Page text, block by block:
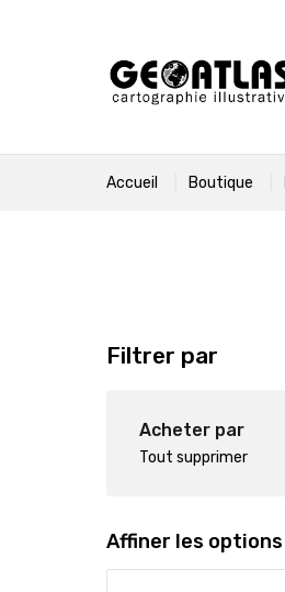
Accueil Boutique
Filtrer par
Acheter par
Tout supprimer
Affiner les options